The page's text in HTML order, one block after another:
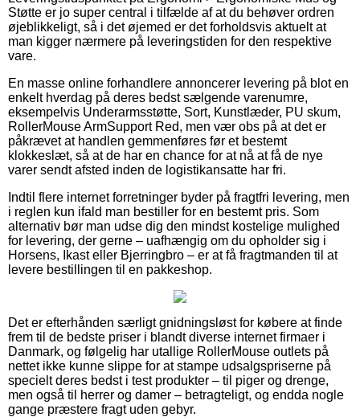
Støtte er jo super central i tilfælde af at du behøver ordren
øjeblikkeligt, så i det øjemed er det forholdsvis aktuelt at
man kigger nærmere på leveringstiden for den respektive
vare.
En masse online forhandlere annoncerer levering på blot en
enkelt hverdag på deres bedst sælgende varenumre,
eksempelvis Underarmsstøtte, Sort, Kunstlæder, PU skum,
RollerMouse ArmSupport Red, men vær obs på at det er
påkrævet at handlen gemmenføres før et bestemt
klokkeslæt, så at de har en chance for at nå at få de nye
varer sendt afsted inden de logistikansatte har fri.
Indtil flere internet forretninger byder på fragtfri levering, men
i reglen kun ifald man bestiller for en bestemt pris. Som
alternativ bør man udse dig den mindst kostelige mulighed
for levering, der gerne – uafhængig om du opholder sig i
Horsens, Ikast eller Bjerringbro – er at få fragtmanden til at
levere bestillingen til en pakkeshop.
Det er efterhånden særligt gnidningsløst for købere at finde
frem til de bedste priser i blandt diverse internet firmaer i
Danmark, og følgelig har utallige RollerMouse outlets på
nettet ikke kunne slippe for at stampe udsalgspriserne på
specielt deres bedst i test produkter – til piger og drenge,
men også til herrer og damer – betragteligt, og endda nogle
gange præstere fragt uden gebyr.